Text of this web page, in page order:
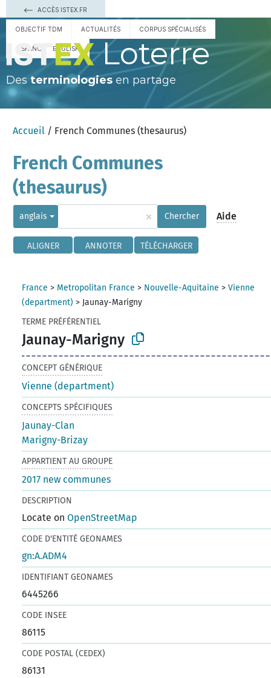
ACCÈS ISTEX.FR
OBJECTIF TDM ACTUALITÉS CORPUS SPÉCIALISÉS
ESPAÑOL ENGLISH Loterre
Des terminologies en partage
Accueil / French Communes (thesaurus)
French Communes
(thesaurus)
anglais × Chercher Aide
ALIGNER ANNOTER TÉLÉCHARGER
France > Metropolitan France > Nouvelle-Aquitaine >Vienne
(department) > Jaunay-Marigny
TERME PRÉFÉRENTIEL
Jaunay-Marigny
CONCEPT GÉNÉRIQUE
Vienne (department)
CONCEPTS SPÉCIFIQUES
Jaunay-Clan
Marigny-Brizay
APPARTIENT AU GROUPE
2017 new communes
DESCRIPTION
Locate onOpenStreetMap
CODE D'ENTITÉ GEONAMES
gn:A.ADM4
IDENTIFIANT GEONAMES
6445266
CODE INSEE
86115
CODE POSTAL (CEDEX)
86131